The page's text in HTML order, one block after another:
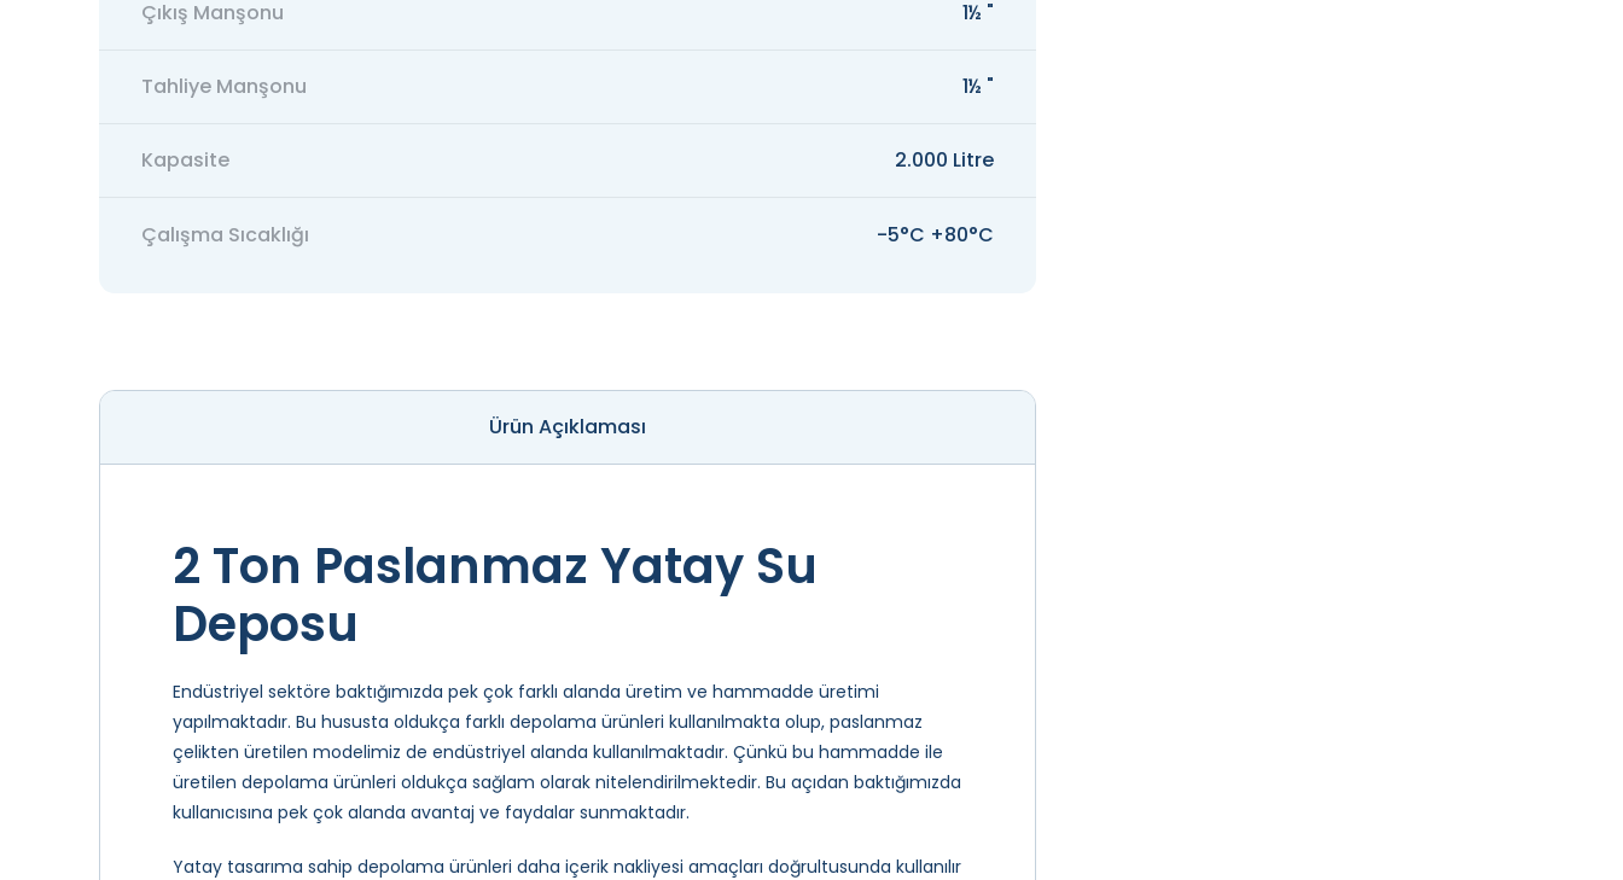
Çıkış Manşonu 1½ "
Tahliye Manşonu 1½ "
Kapasite 2.000 Litre
Çalışma Sıcaklığı -5°C +80°C
Ürün Açıklaması
2 Ton Paslanmaz Yatay Su
Deposu
Endüstriyel sektöre baktığımızda pek çok farklı alanda üretim ve hammadde üretimi
yapılmaktadır. Bu hususta oldukça farklı depolama ürünleri kullanılmakta olup, paslanmaz
çelikten üretilen modelimiz de endüstriyel alanda kullanılmaktadır. Çünkü bu hammadde ile
üretilen depolama ürünleri oldukça sağlam olarak nitelendirilmektedir. Bu açıdan baktığımızda
kullanıcısına pek çok alanda avantaj ve faydalar sunmaktadır.
Yatay tasarıma sahip depolama ürünleri daha içerik nakliyesi amaçları doğrultusunda kullanılır